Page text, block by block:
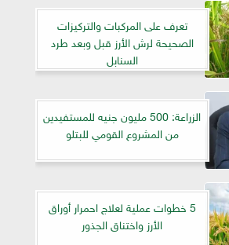
تعرف على المركبات والتركيزات
الصحيحة لرش الأرز قبل وبعد طرد
السنابل
الزراعة: 500 مليون جنيه للمستفيدين
من المشروع القومي للبتلو
5 خطوات عملية لعلاج احمرار أوراق
الأرز واختناق الجذور